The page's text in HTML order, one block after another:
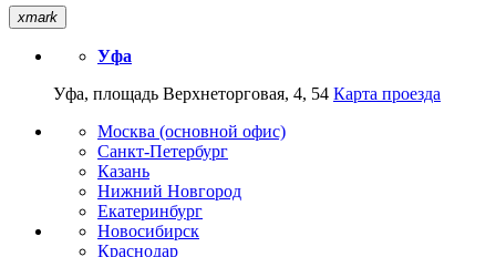
xmark
Уфа
Уфа, площадь Верхнеторговая, 4, 54 Карта проезда
Москва (основной офис)
Санкт-Петербург
Казань
Нижний Новгород
Екатеринбург
Новосибирск
Краснодар